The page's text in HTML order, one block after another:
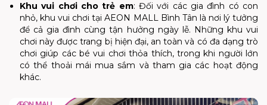
Khu vui chơi cho trẻ em:Đối với các gia đình có con
nhỏ, khu vui chơi tại AEON MALL Bình Tân là nơi lý tưởng
để cả gia đình cùng tận hưởng ngày lễ. Những khu vui
chơi này được trang bị hiện đại, an toàn và có đa dạng trò
chơi giúp các bé vui chơi thỏa thích, trong khi người lớn
có thể thoải mái mua sắm và tham gia các hoạt động
khác.